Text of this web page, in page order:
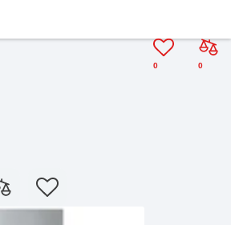
0
0